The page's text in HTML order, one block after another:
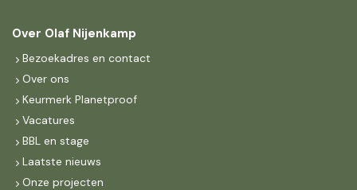
Over Olaf Nijenkamp
Bezoekadres en contact
Over ons
Keurmerk Planetproof
Vacatures
BBL en stage
Laatste nieuws
Onze projecten